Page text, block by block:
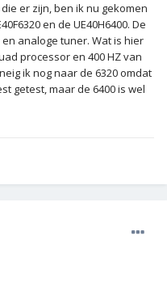
er zijn, ben ik nu gekomen
en de UE40H6400. De
analoge tuner. Wat is hier
processor en 400 HZ van
ik nog naar de 6320 omdat
getest, maar de 6400 is wel